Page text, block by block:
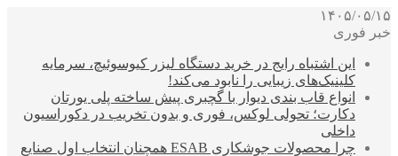
۱۴۰۵/۰۵/۱۵
خبر فوری
این اشتباه رایج در خرید دستگاه لیزر کیوسوئیچ، سرمایه
کلینیک‌های زیبایی را نابود می‌کند!
انواع قاب بندی دیوار با گچبری پیش ساخته پلی یورتان
دکارت؛ تحولی لوکس، فوری و بدون تخریب در دکوراسیون
داخلی
چرا محصولات جوشکاری ESAB همچنان انتخاب اول صنایع